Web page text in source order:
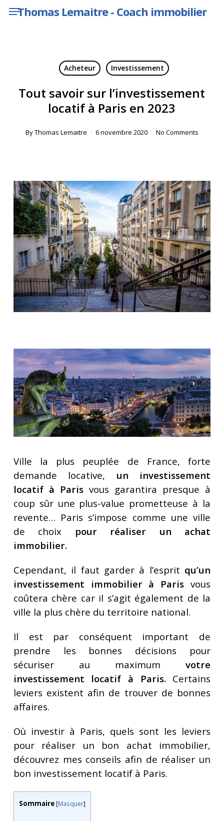
Skip Thomas Lemaitre - Coach immobilier
Menu
Acheteur Investissement
Tout savoir sur l’investissement
locatif à Paris en 2023
ByThomas Lemaitre 6 novembre 2020 No Comments
Ville la plus peuplée de France, forte
demande locative, un investissement
locatif à Parisvous garantira presque à
coup sûr une plus-value prometteuse à la
revente… Paris s’impose comme une ville
de choix pour réaliser un achat
immobilier.
Cependant, il faut garder à l’esprit qu’un
investissement immobilier à Paris vous
coûtera chère car il s’agit également de la
ville la plus chère du territoire national.
Il est par conséquent important de
prendre les bonnes décisions pour
sécuriser au maximumvotre
investissement locatif à Paris. Certains
leviers existent afin de trouver de bonnes
affaires.
Où investir à Paris, quels sont les leviers
pour réaliser un bon achat immobilier,
découvrez mes conseils afin de réaliser un
bon investissement locatif à Paris.
Sommaire [Masquer]